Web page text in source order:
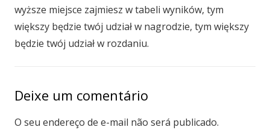
wyższe miejsce zajmiesz w tabeli wyników, tym
większy będzie twój udział w nagrodzie, tym większy
będzie twój udział w rozdaniu.
Deixe um comentário
O seu endereço de e-mail não será publicado.